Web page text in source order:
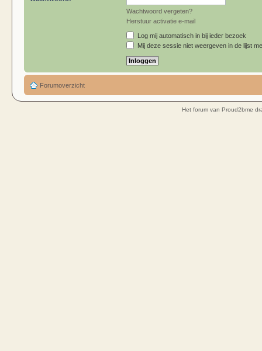
Wachtwoord vergeten?
Herstuur activatie e-mail
Log mij automatisch in bij ieder bezoek
Mij deze sessie niet weergeven in de lijst
Forumoverzicht
Het forum van Proud2bme